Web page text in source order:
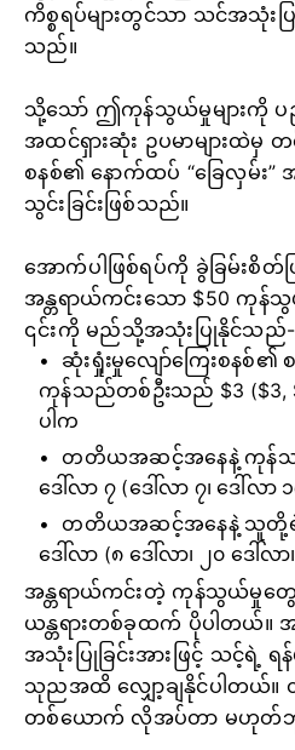
ကိစ္စရပ်များတွင်သာ သင်အသုံးပ
သည်။
သို့သော် ဤကုန်သွယ်မှုများကို ပ
အထင်ရှားဆုံး ဥပမာများထဲမှ တ
စနစ်၏ နောက်ထပ် “ခြေလှမ်း
သွင်းခြင်းဖြစ်သည်။
အောက်ပါဖြစ်ရပ်ကို ခွဲခြမ်းစိ
အန္တရာယ်ကင်းသော $50 ကု
၎င်းကို မည်သို့အသုံးပြုနိုင်သည်-
ဆုံးရှုံးမှုလျော်ကြေးစနစ်၏
ကုန်သည်တစ်ဦးသည် $3 ($3,
ပါက
တတိယအဆင့်အနေနဲ့ ကုန်
ဒေါ်လာ ၇ (ဒေါ်လာ ၇၊ ဒေါ်လာ
တတိယအဆင့်အနေနဲ့ သူတို့
ဒေါ်လာ (၈ ဒေါ်လာ၊ ၂၀ ဒေါ်
အန္တရာယ်ကင်းတဲ့ ကုန်သွယ်မှုတွေ
ယန္တရားတစ်ခုထက် ပိုပါတယ်။ အ
အသုံးပြုခြင်းအားဖြင့် သင့်ရဲ့ ရ
သုညအထိ လျှော့ချနိုင်ပါတယ်
တစ်ယောက် လိုအပ်တာ မဟုတ်ဘူ